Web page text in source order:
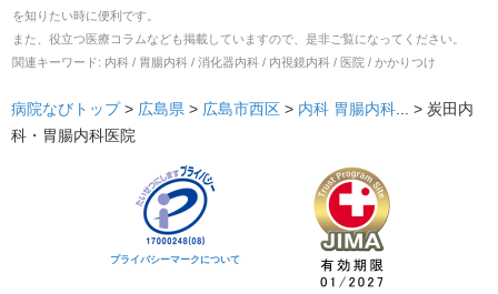
を知りたい時に便利です。
また、役立つ医療コラムなども掲載していますので、是非ご覧になってください。
関連キーワード: 内科 / 胃腸内科 / 消化器内科 / 内視鏡内科 / 医院 / かかりつけ
病院なびトップ > 広島県 > 広島市西区 > 内科 胃腸内科... > 炭田内
科・胃腸内科医院
プライバシーマークについて